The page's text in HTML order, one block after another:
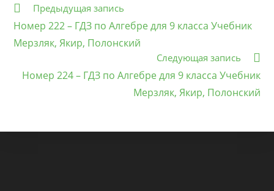
Еще
Предыдущая запись
Номер 222 – ГДЗ по Алгебре для 9 класса Учебник
Мерзляк, Якир, Полонский
Следующая запись
Номер 224 – ГДЗ по Алгебре для 9 класса Учебник
Мерзляк, Якир, Полонский